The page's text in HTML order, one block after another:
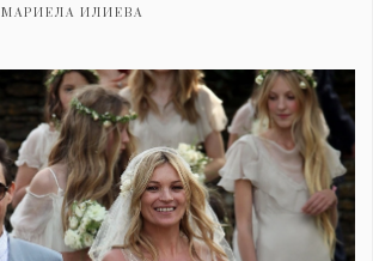
МАРИЕЛА ИЛИЕВА